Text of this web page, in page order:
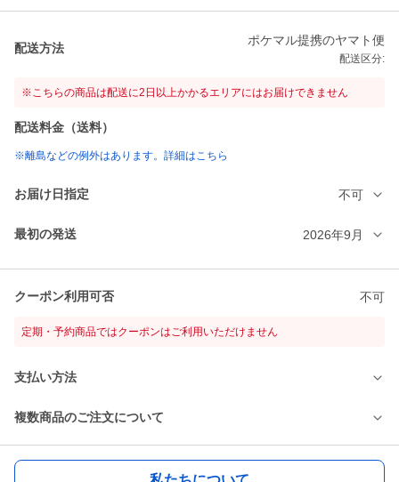
配送方法
ポケマル提携のヤマト便
配送区分:
※こちらの商品は配送に2日以上かかるエリアにはお届けできません
配送料金（送料）
※離島などの例外はあります。詳細はこちら
お届け日指定 不可
最初の発送 2026年9月
クーポン利用可否 不可
定期・予約商品ではクーポンはご利用いただけません
支払い方法
複数商品のご注文について